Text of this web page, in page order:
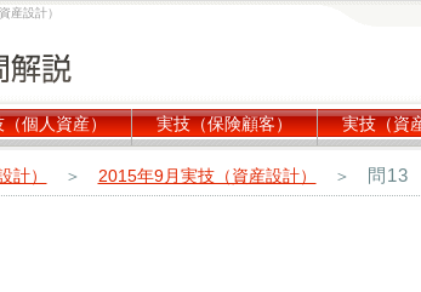
設計）
（個人資産） 実技（保険顧客） 実技（資
計） ＞ 2015年9月実技（資産設計） ＞ 問13